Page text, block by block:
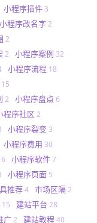
小程序插件 3
小程序改名字 2
2
2 小程序案例 32
小程序流程 18
15
2 小程序盘点 6
程序社区 2
小程序裂变 3
小程序费用 30
6 小程序软件7
小程序页面 5
推荐4 市场区隔2
15 建站平台 28
广2 建站教程40